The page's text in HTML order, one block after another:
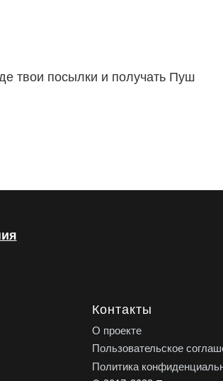
твои посылки и получать Пуш
Контакты
О проекте
Пользовательское
Политика